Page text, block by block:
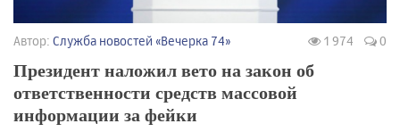
Автор: Служба новостей «Вечерка 74» 1 974 0
Президент наложил вето на закон об
ответственности средств массовой
информации за фейки